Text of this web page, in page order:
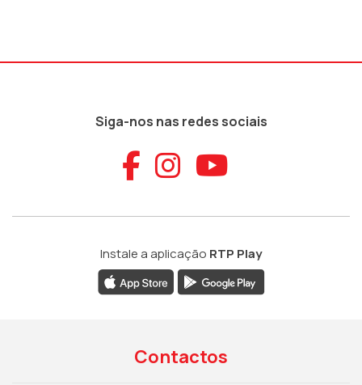
Siga-nos nas redes sociais
Aceder ao
Aceder ao
Aceder
Instale a aplicação RTP Play
Contactos